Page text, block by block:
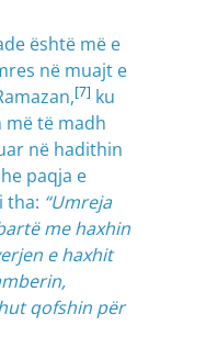
është më e
në muajt e
[7] ku
më të madh
në hadithin
paqja e
tha: “Umreja
me haxhin
e haxhit
qofshin për